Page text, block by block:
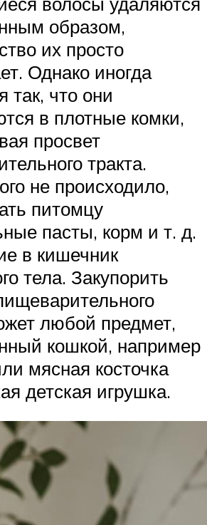
образом,
их просто
Однако иногда
так, что они
в плотные комки,
просвет
тракта.
не происходило,
питомцу
пасты, корм и т. д.
в кишечник
тела. Закупорить
любой предмет,
кошкой, например
мясная косточка
детская игрушка.